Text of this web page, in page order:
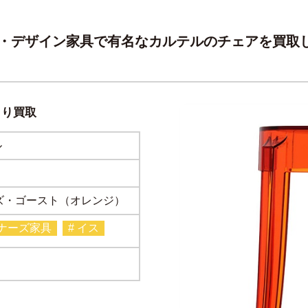
デザイン家具で有名なカルテルのチェアを買取
買取
ゴースト（オレンジ）
ーズ家具 # イス